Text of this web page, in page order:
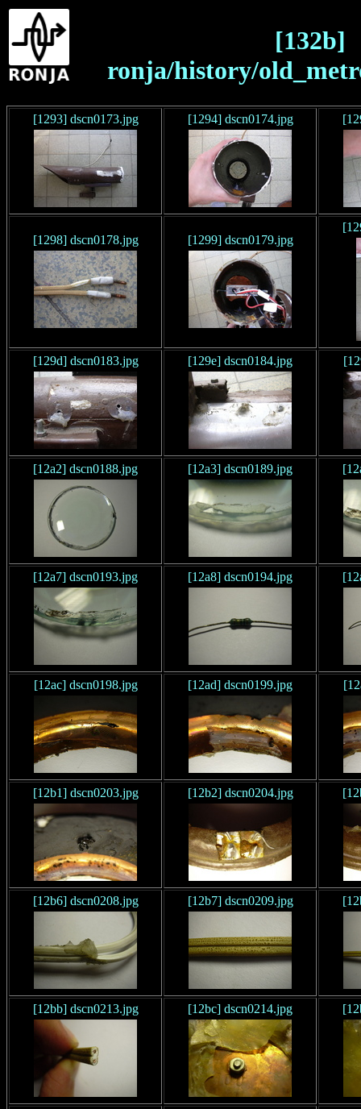
[132b]
ronja/history/
[1293] dscn0173.jpg [1294] dscn0174.jpg
[1298] dscn0178.jpg [1299] dscn0179.jpg
[129d] dscn0183.jpg [129e] dscn0184.jpg
[12a2] dscn0188.jpg [12a3] dscn0189.jpg
[12a7] dscn0193.jpg [12a8] dscn0194.jpg
[12ac] dscn0198.jpg [12ad] dscn0199.jpg
[12b1] dscn0203.jpg [12b2] dscn0204.jpg
[12b6] dscn0208.jpg [12b7] dscn0209.jpg
[12bb] dscn0213.jpg [12bc] dscn0214.jpg